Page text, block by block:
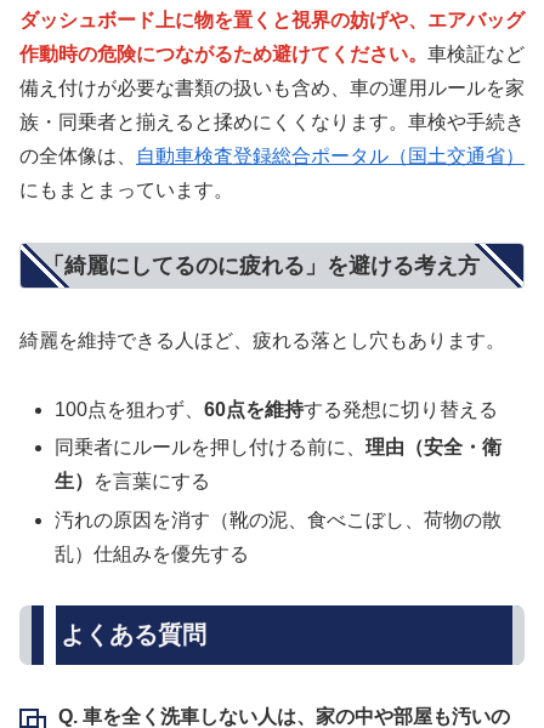
ダッシュボード上に物を置くと視界の妨げや、エアバッグ
作動時の危険につながるため避けてください。 車検証など
備え付けが必要な書類の扱いも含め、車の運用ルールを家
族・同乗者と揃えると揉めにくくなります。車検や手続き
の全体像は、
自動車検査登録総合ポータル（国土交通省）
にもまとまっています。
「綺麗にしてるのに疲れる」を避ける考え方
綺麗を維持できる人ほど、疲れる落とし穴もあります。
100点を狙わず、60点を維持する発想に切り替える
同乗者にルールを押し付ける前に、理由（安全・衛
生）
を言葉にする
汚れの原因を消す（靴の泥、食べこぼし、荷物の散
乱）仕組みを優先する
よくある質問
Q. 車を全く洗車しない人は、家の中や部屋も汚いの